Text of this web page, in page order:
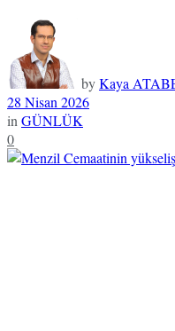
byKaya
28 Nisan 2026
in GÜNLÜK
0